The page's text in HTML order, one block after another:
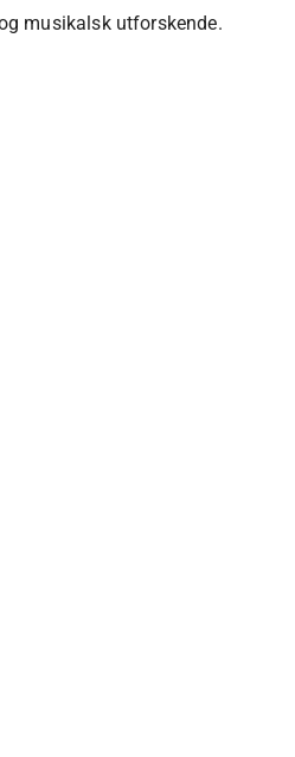
musikalsk utforskende.